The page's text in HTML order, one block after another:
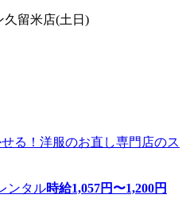
久留米店(土日)
る！洋服のお直し専門店のス
ンタル時給1,057円〜1,200円